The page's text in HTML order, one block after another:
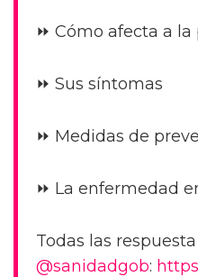
⏩ Cómo afecta a
⏩ Sus síntomas
⏩ Medidas de
⏩ La enfermedad
Todas las
@sanidadgob: